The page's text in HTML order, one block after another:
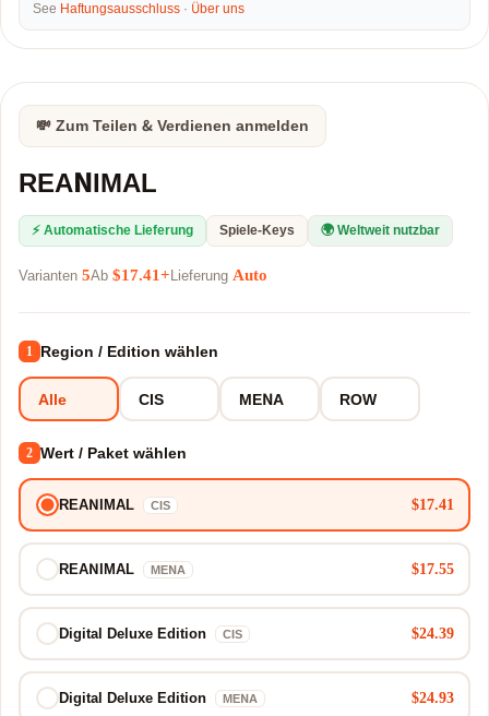
See Haftungsausschluss · Über uns
💸 Zum Teilen & Verdienen anmelden
REANIMAL
⚡ Automatische Lieferung Spiele-Keys 🌍 Weltweit nutzbar
Varianten 5Ab $17.41+ Lieferung Auto
1 Region / Edition wählen
Alle CIS MENA ROW
2 Wert / Paket wählen
REANIMAL CIS $17.41
REANIMAL MENA $17.55
Digital Deluxe Edition CIS $24.39
Digital Deluxe Edition MENA $24.93